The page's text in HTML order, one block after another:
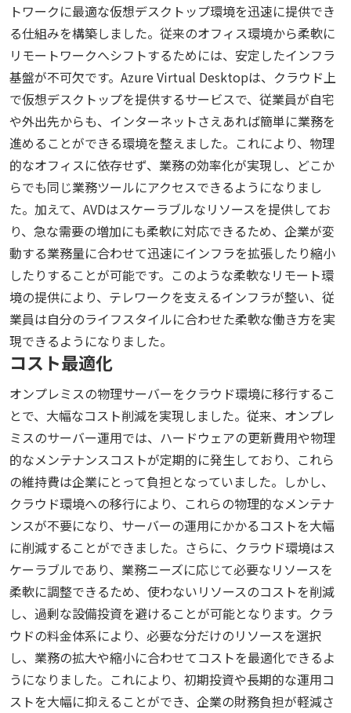
トワークに最適な仮想デスクトップ環境を迅速に提供でき
る仕組みを構築しました。従来のオフィス環境から柔軟に
リモートワークへシフトするためには、安定したインフラ
基盤が不可欠です。Azure Virtual Desktopは、クラウド上
で仮想デスクトップを提供するサービスで、従業員が自宅
や外出先からも、インターネットさえあれば簡単に業務を
進めることができる環境を整えました。これにより、物理
的なオフィスに依存せず、業務の効率化が実現し、どこか
らでも同じ業務ツールにアクセスできるようになりまし
た。加えて、AVDはスケーラブルなリソースを提供してお
り、急な需要の増加にも柔軟に対応できるため、企業が変
動する業務量に合わせて迅速にインフラを拡張したり縮小
したりすることが可能です。このような柔軟なリモート環
境の提供により、テレワークを支えるインフラが整い、従
業員は自分のライフスタイルに合わせた柔軟な働き方を実
現できるようになりました。
コスト最適化
オンプレミスの物理サーバーをクラウド環境に移行するこ
とで、大幅なコスト削減を実現しました。従来、オンプレ
ミスのサーバー運用では、ハードウェアの更新費用や物理
的なメンテナンスコストが定期的に発生しており、これら
の維持費は企業にとって負担となっていました。しかし、
クラウド環境への移行により、これらの物理的なメンテナ
ンスが不要になり、サーバーの運用にかかるコストを大幅
に削減することができました。さらに、クラウド環境はス
ケーラブルであり、業務ニーズに応じて必要なリソースを
柔軟に調整できるため、使わないリソースのコストを削減
し、過剰な設備投資を避けることが可能となります。クラ
ウドの料金体系により、必要な分だけのリソースを選択
し、業務の拡大や縮小に合わせてコストを最適化できるよ
うになりました。これにより、初期投資や長期的な運用コ
ストを大幅に抑えることができ、企業の財務負担が軽減さ